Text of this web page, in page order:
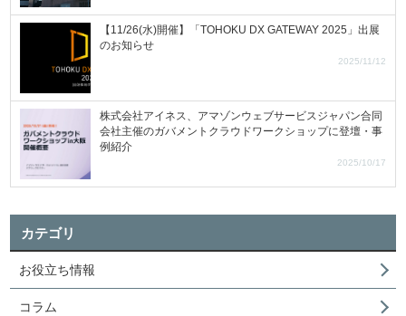
【11/26(水)開催】「TOHOKU DX GATEWAY 2025」出展
のお知らせ
2025/11/12
株式会社アイネス、アマゾンウェブサービスジャパン合同
会社主催のガバメントクラウドワークショップに登壇・事
例紹介
2025/10/17
カテゴリ
お役立ち情報
コラム